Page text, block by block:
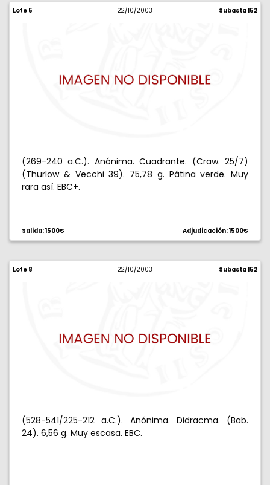
Lote 5 22/10/2003 Subasta 152
(269-240 a.C.). Anónima. Cuadrante. (Craw. 25/7)
(Thurlow & Vecchi 39). 75,78 g. Pátina verde. Muy
rara así. EBC+.
Salida: 1500€ Adjudicación: 1500€
Lote 8 22/10/2003 Subasta 152
(528-541/225-212 a.C.). Anónima. Didracma. (Bab.
24). 6,56 g. Muy escasa. EBC.